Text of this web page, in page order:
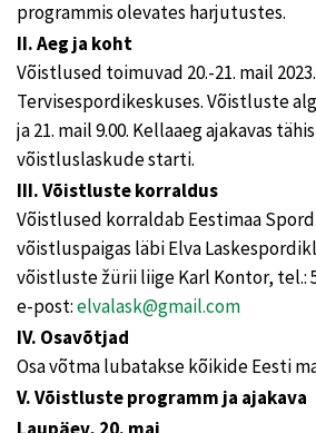
programmis olevates harjutustes.
II. Aeg ja koht
Võistlused toimuvad 20.-21. mail
Tervisespordikeskuses. Võistluste
ja 21. mail 9.00. Kellaaeg ajakavas
võistluslaskude starti.
III. Võistluste korraldus
Võistlused korraldab Eestimaa
võistluspaigas läbi Elva
võistluste žürii liige Karl Kontor, tel.:
e-post:elvalask@gmail.com
IV. Osavõtjad
Osa võtma lubatakse kõikide Eesti
V. Võistluste programm ja ajakava